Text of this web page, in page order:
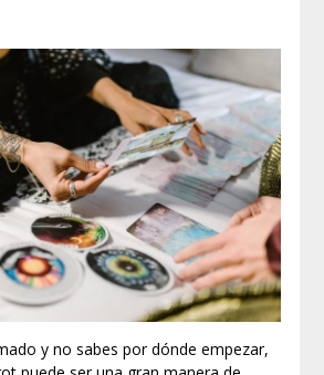
y no sabes por dónde empezar,